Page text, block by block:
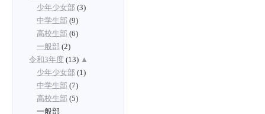
少年少女部 (3)
中学生部 (9)
高校生部 (6)
一般部 (2)
令和3年度 (13) ▲
少年少女部 (1)
中学生部 (7)
高校生部 (5)
一般部